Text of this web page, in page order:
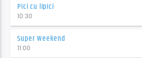
Pici cu lipici
10:30
Super Weekend
11:00